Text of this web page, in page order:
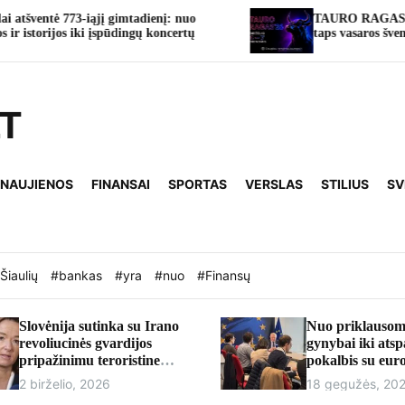
nuo
koncertų
TAURO RAGAS’26: Tauragė
taps vasaros švenčių sostine
FINANSAI SPORTAS VERSLAS STILIUS
#bankas #yra #nuo #Finansų
Slovėnija sutinka su Irano
revoliucinės gvardijos
pripažinimu teroristine
organizacija
2 birželio, 2026
Nuo
gynybai iki
pokalbis su
Andriumi
18 gegužės,